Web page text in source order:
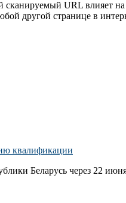
сканируемый URL влияет
другой странице в
квалификации
Беларусь через 22